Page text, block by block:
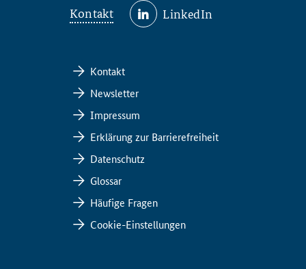
Kontakt LinkedIn
Kontakt
Newsletter
Impressum
Erklärung zur Barrierefreiheit
Datenschutz
Glossar
Häufige Fragen
Cookie-Einstellungen